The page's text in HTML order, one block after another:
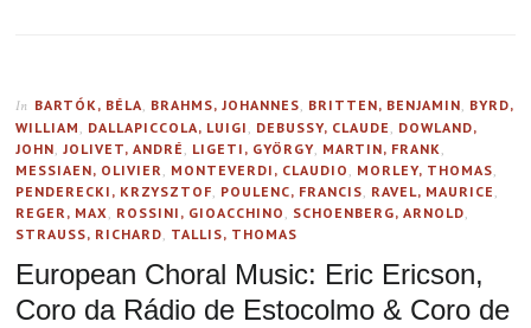
In BARTÓK, BÉLA, BRAHMS, JOHANNES, BRITTEN, BENJAMIN, BYRD,
WILLIAM , DALLAPICCOLA, LUIGI , DEBUSSY, CLAUDE , DOWLAND,
JOHN,JOLIVET, ANDRÉ , LIGETI, GYÖRGY, MARTIN, FRANK,
MESSIAEN, OLIVIER, MONTEVERDI, CLAUDIO , MORLEY, THOMAS,
PENDERECKI, KRZYSZTOF, POULENC, FRANCIS, RAVEL, MAURICE ,
REGER, MAX, ROSSINI, GIOACCHINO , SCHOENBERG, ARNOLD,
STRAUSS, RICHARD, TALLIS, THOMAS
European Choral Music: Eric Ericson,
Coro da Rádio de Estocolmo & Coro de